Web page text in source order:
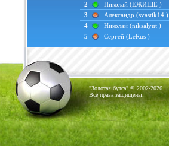
2
Николай (ЕЖИЩЕ )
3
Александр (svastik14 )
4
Николай (niksalyut )
5
Сергей (LeRus )
"Золотая бутса" © 2002-2026
Все права защищены.